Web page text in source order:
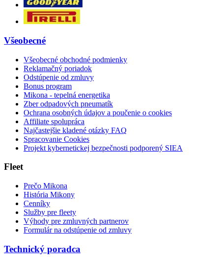
Všeobecné
Všeobecné obchodné podmienky
Reklamačný poriadok
Odstúpenie od zmluvy
Bonus program
Mikona - tepelná energetika
Zber odpadových pneumatík
Ochrana osobných údajov a poučenie o cookies
Affiliate spolupráca
Najčastejšie kladené otázky FAQ
Spracovanie Cookies
Projekt kybernetickej bezpečnosti podporený SIEA
Fleet
Prečo Mikona
História Mikony
Cenníky
Služby pre fleety
Výhody pre zmluvných partnerov
Formulár na odstúpenie od zmluvy
Technický poradca